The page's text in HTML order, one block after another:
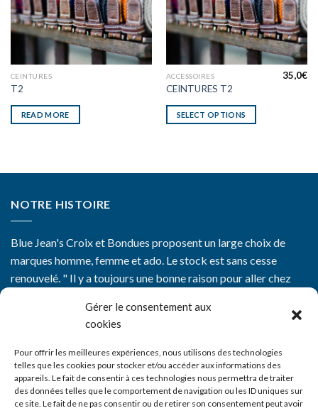
Gérer le consentement aux
cookies
Pour offrir les meilleures expériences, nous utilisons des technologies
telles que les cookies pour stocker et/ou accéder aux informations des
appareils. Le fait de consentir à ces technologies nous permettra de traiter
des données telles que le comportement de navigation ou les ID uniques sur
ce site. Le fait de ne pas consentir ou de retirer son consentement peut avoir
CEINTURES
T2
READ MORE
ACCESSOIRES
CEINTURES T2
35,0€
SELECT OPTIONS
NOTRE HISTOIRE
Blue Jean's Croix et Bondues proposent un large choix de
marques homme, femme et ado. Le stock est sans cesse
renouvelé. " Il y a toujours une bonne raison pour aller chez
CGV
Mentions Légales